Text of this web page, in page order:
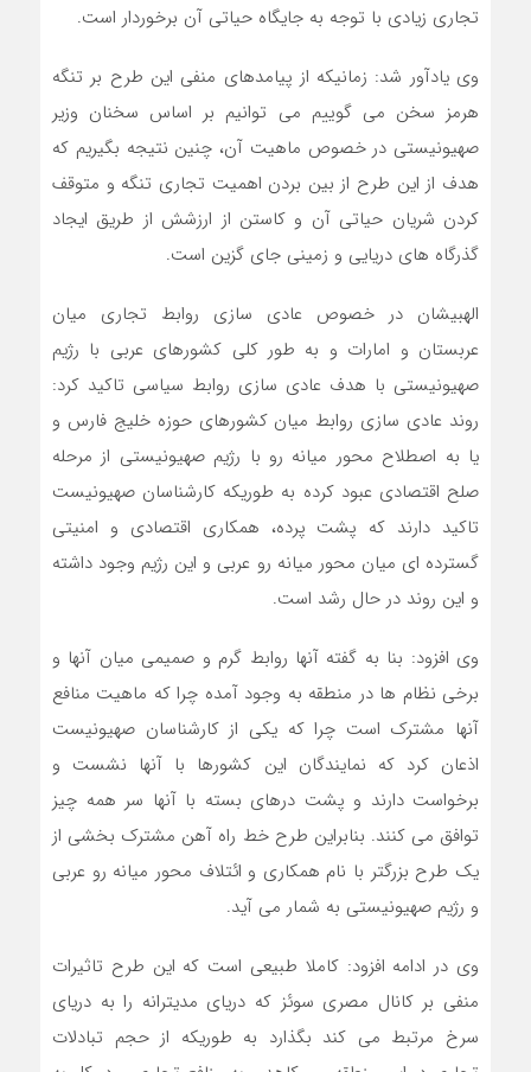
تجاری زیادی با توجه به جایگاه حیاتی آن برخوردار است.
وی یادآور شد: زمانیکه از پیامدهای منفی این طرح بر تنگه
هرمز سخن می گوییم می توانیم بر اساس سخنان وزیر
صهیونیستی در خصوص ماهیت آن، چنین نتیجه بگیریم که
هدف از این طرح از بین بردن اهمیت تجاری تنگه و متوقف
کردن شریان حیاتی آن و کاستن از ارزشش از طریق ایجاد
گذرگاه های دریایی و زمینی جای گزین است.
الهبیشان در خصوص عادی سازی روابط تجاری میان
عربستان و امارات و به طور کلی کشورهای عربی با رژیم
صهیونیستی با هدف عادی سازی روابط سیاسی تاکید کرد:
روند عادی سازی روابط میان کشورهای حوزه خلیج فارس و
یا به اصطلاح محور میانه رو با رژیم صهیونیستی از مرحله
صلح اقتصادی عبود کرده به طوریکه کارشناسان صهیونیست
تاکید دارند که پشت پرده، همکاری اقتصادی و امنیتی
گسترده ای میان محور میانه رو عربی و این رژیم وجود داشته
و این روند در حال رشد است.
وی افزود: بنا به گفته آنها روابط گرم و صمیمی میان آنها و
برخی نظام ها در منطقه به وجود آمده چرا که ماهیت منافع
آنها مشترک است چرا که یکی از کارشناسان صهیونیست
اذعان کرد که نمایندگان این کشورها با آنها نشست و
برخواست دارند و پشت درهای بسته با آنها سر همه چیز
توافق می کنند. بنابراین طرح خط راه آهن مشترک بخشی از
یک طرح بزرگتر با نام همکاری و ائتلاف محور میانه رو عربی
و رژیم صهیونیستی به شمار می آید.
وی در ادامه افزود: کاملا طبیعی است که این طرح تاثیرات
منفی بر کانال مصری سوئز که دریای مدیترانه را به دریای
سرخ مرتبط می کند بگذارد به طوریکه از حجم تبادلات